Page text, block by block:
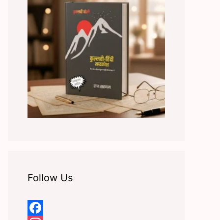
Follow Us